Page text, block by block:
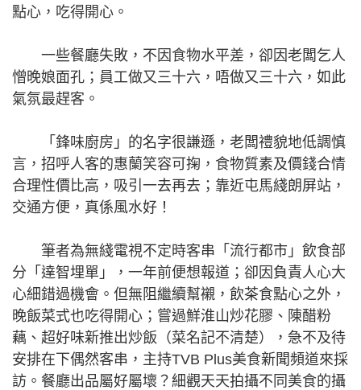
點心，吃得開心。
一些餐廳失敗，不因食物水平差，卻因老闆乞人
憎晚娘面孔；員工做又三十六，唔做又三十六，如此
氣氛最趕客。
「鋒味廚房」的名字很謙遜，老闆禮貌地低調慎
言，招呼人客的惠蘭笑容可掬，食物質素及價錢合情
合理性價比高，吸引一去再去；靠近屯馬綫朗屏站，
交通方便，真係風水好！
筆者為無綫電視不定時客串「流行都市」飲食部
分「達智埋單」，一年前便想報道；卻因負責人心大
心細錯過機會。但無阻繼續幫襯，飲茶食點心之外，
晚飯菜式也吃得開心；嘗過鮮淮山炒花膠、陳醋粉
藕、超好味新推出炒飯（菜名記不清楚），急不及待
安排在下偶然客串，主持TVB Plus美食新聞頻道來採
訪。餐廳出品屬好屬壞？細觀天天拍攝不同美食的攝